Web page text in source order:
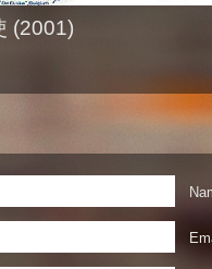
(2001)